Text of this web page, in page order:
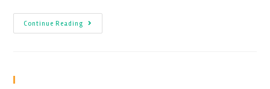
Continue Reading